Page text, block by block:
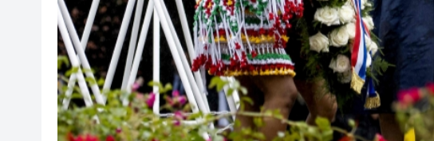
旅發局「國泰新春國際匯演之夜」觀眾席門
「與徐悲鴻的時空對話」開幕 徐悲鴻女兒
中國仲裁機構「出海」路徑研討會在港舉